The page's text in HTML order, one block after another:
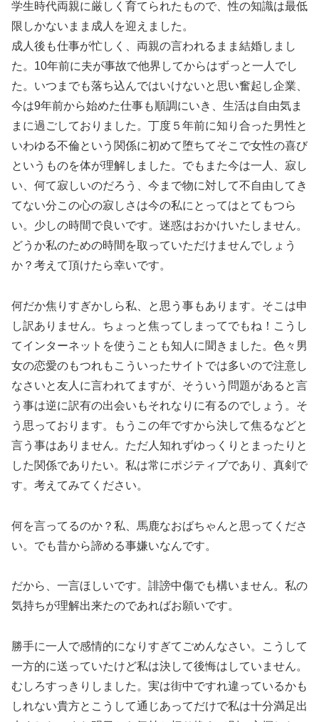
学生時代両親に厳しく育てられたもので、性の知識は最低
限しかないまま成人を迎えました。
成人後も仕事が忙しく、両親の言われるまま結婚しまし
た。10年前に夫が事故で他界してからはずっと一人でし
た。いつまでも落ち込んではいけないと思い奮起し企業、
今は9年前から始めた仕事も順調にいき、生活は自由気ま
まに過ごしておりました。丁度５年前に知り合った男性と
いわゆる不倫という関係に初めて堕ちてそこで女性の喜び
というものを体が理解しました。でもまた今は一人、寂し
い、何て寂しいのだろう、今まで物に対して不自由してき
てない分この心の寂しさは今の私にとってはとてもつら
い。少しの時間で良いです。迷惑はおかけいたしません。
どうか私のための時間を取っていただけませんでしょう
か？考えて頂けたら幸いです。
何だか焦りすぎかしら私、と思う事もあります。そこは申
し訳ありません。ちょっと焦ってしまってでもね！こうし
てインターネットを使うことも知人に聞きました。色々男
女の恋愛のもつれもこういったサイトでは多いので注意し
なさいと友人に言われてますが、そういう問題があると言
う事は逆に訳有の出会いもそれなりに有るのでしょう。そ
う思っております。もうこの年ですから決して焦るなどと
言う事はありません。ただ人知れずゆっくりとまったりと
した関係でありたい。私は常にポジティブであり、真剣で
す。考えてみてください。
何を言ってるのか？私、馬鹿なおばちゃんと思ってくださ
い。でも昔から諦める事嫌いなんです。
だから、一言ほしいです。誹謗中傷でも構いません。私の
気持ちが理解出来たのであればお願いです。
勝手に一人で感情的になりすぎてごめんなさい。こうして
一方的に送っていたけど私は決して後悔はしていません。
むしろすっきりしました。実は街中ですれ違っているかも
しれない貴方とこうして通じあってだけで私は十分満足出